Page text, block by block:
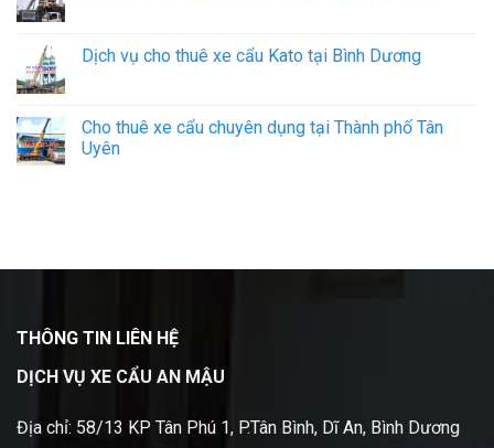
Dịch vụ cho thuê xe cẩu Kato tại Bình Dương
Cho thuê xe cẩu chuyên dụng tại Thành phố Tân
Uyên
THÔNG TIN LIÊN HỆ
DỊCH VỤ XE CẨU AN MẬU
Địa chỉ: 58/13 KP Tân Phú 1, P.Tân Bình, Dĩ An, Bình Dương